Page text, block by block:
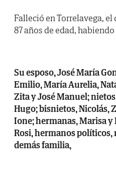
Falleció en Torrelavega, el
87 años de edad, habiendo
Su esposo, José María
Emilio, María Aurelia,
Zita y José Manuel;
Hugo; bisnietos, Nicolás,
Ione; hermanas, Marisa
Rosi, hermanos
demás familia,